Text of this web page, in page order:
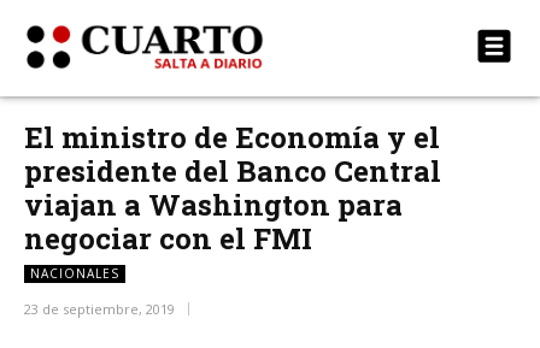
El ministro de Economía y el
presidente del Banco Central
viajan a Washington para
negociar con el FMI
NACIONALES
23 de septiembre, 2019